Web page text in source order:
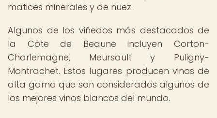
matices minerales y de nuez.
Algunos de los viñedos más destacados de
la Côte de Beaune incluyen Corton-
Charlemagne, Meursault y Puligny-
Montrachet. Estos lugares producen vinos de
alta gama que son considerados algunos de
los mejores vinos blancos del mundo.